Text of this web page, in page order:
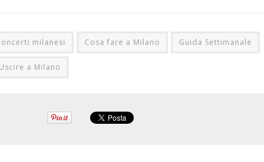
milanesi Cosa fare a Milano Guida Settimanale
Uscire a Milano